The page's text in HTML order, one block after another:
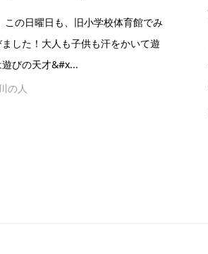
この日曜日も、旧小学校体育館でみ
した！大人も子供も汗をかいて遊
びの天才&#x...
の人